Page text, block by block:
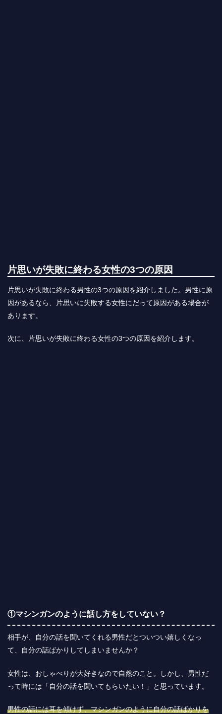
片思いが失敗に終わる女性の3つの原因
片思いが失敗に終わる男性の3つの原因を紹介しました。男性に原
因があるなら、片思いに失敗する女性にだって原因がある場合が
あります。
次に、片思いが失敗に終わる女性の3つの原因を紹介します。
①マシンガンのように話し方をしていない？
相手が、自分の話を聞いてくれる男性だとついつい嬉しくなっ
て、自分の話ばかりしてしまいませんか？
女性は、おしゃべりが大好きなので自然のこと。しかし、男性だ
って時には「自分の話を聞いてもらいたい！」と思っています。
男性の話には耳を傾けず、マシンガンのように自分の話ばかりを